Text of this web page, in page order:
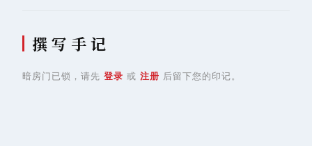
撰 写 手 记
暗房门已锁，请先 登录 或 注册 后留下您的印记。